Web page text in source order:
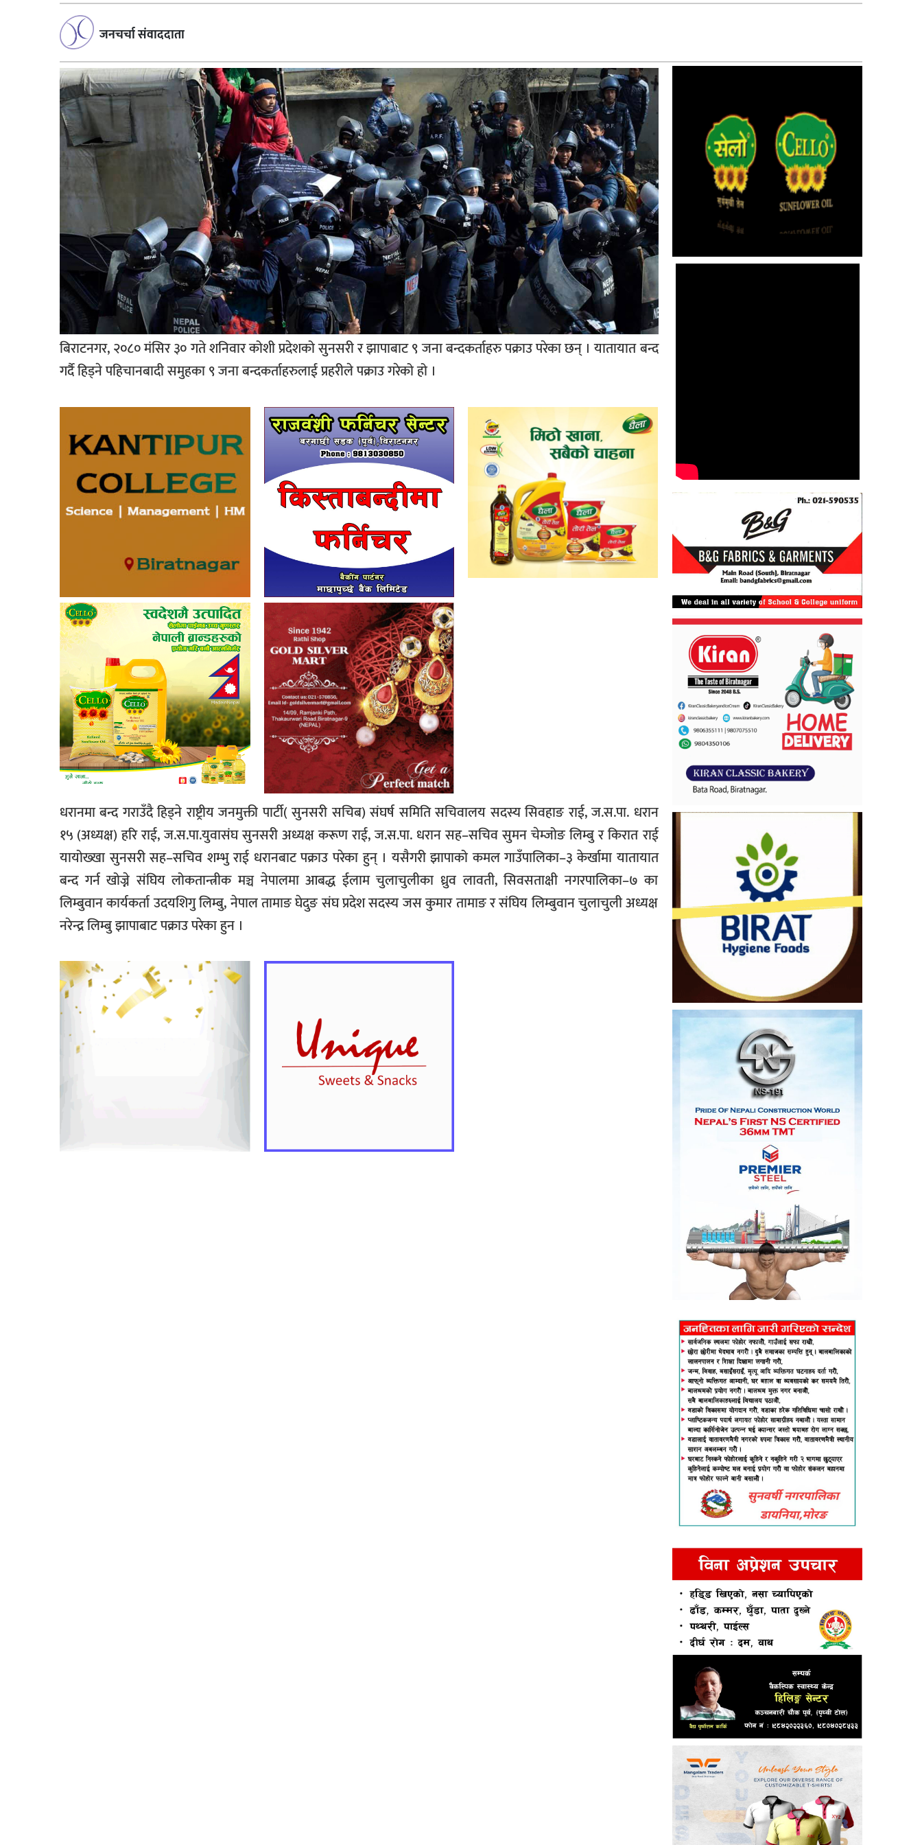
जनचर्चा संवाददाता
बिराटनगर, २०८० मंसिर ३० गते शनिवार कोशी प्रदेशको सुनसरी र झापाबाट ९ जना बन्दकर्ताहरु पक्राउ परेका छन् । यातायात बन्द
गर्दै हिड्ने पहिचानबादी समुहका ९ जना बन्दकर्ताहरुलाई प्रहरीले पक्राउ गरेको हो ।
धरानमा बन्द गराउँदै हिड्ने राष्ट्रीय जनमुक्ती पार्टी( सुनसरी सचिब) संघर्ष समिति सचिवालय सदस्य सिवहाङ राई, ज.स.पा. धरान
१५ (अध्यक्ष) हरि राई, ज.स.पा.युवासंघ सुनसरी अध्यक्ष करूण राई, ज.स.पा. धरान सह–सचिव सुमन चेम्जोङ लिम्बु र किरात राई
यायोख्खा सुनसरी सह–सचिव शम्भु राई धरानबाट पक्राउ परेका हुन् । यसैगरी झापाको कमल गाउँपालिका–३ केर्खामा यातायात
बन्द गर्न खोज्ने संघिय लोकतान्त्रीक मञ्च नेपालमा आबद्ध ईलाम चुलाचुलीका ध्रुव लावती, सिवसताक्षी नगरपालिका–७ का
लिम्बुवान कार्यकर्ता उदयशिगु लिम्बु, नेपाल तामाङ घेदुङ संघ प्रदेश सदस्य जस कुमार तामाङ र संघिय लिम्बुवान चुलाचुली अध्यक्ष
नरेन्द्र लिम्बु झापाबाट पक्राउ परेका हुन ।